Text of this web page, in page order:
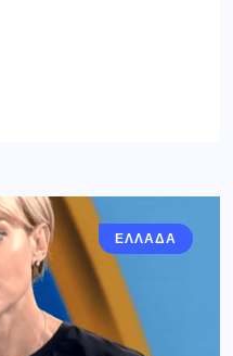
ΕΛΛΑΔΑ